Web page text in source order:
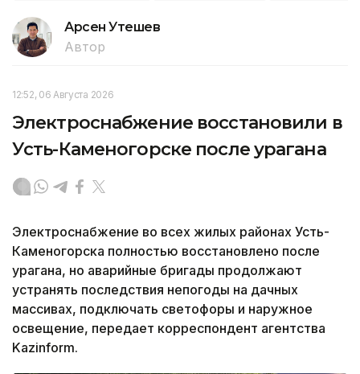
Арсен Утешев
Автор
12:52, 06 Августа 2026
Электроснабжение восстановили в
Усть-Каменогорске после урагана
Электроснабжение во всех жилых районах Усть-
Каменогорска полностью восстановлено после
урагана, но аварийные бригады продолжают
устранять последствия непогоды на дачных
массивах, подключать светофоры и наружное
освещение, передает корреспондент агентства
Kazinform.